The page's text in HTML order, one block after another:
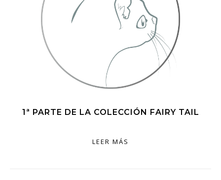
1ª PARTE DE LA COLECCIÓN FAIRY TAIL
LEER MÁS